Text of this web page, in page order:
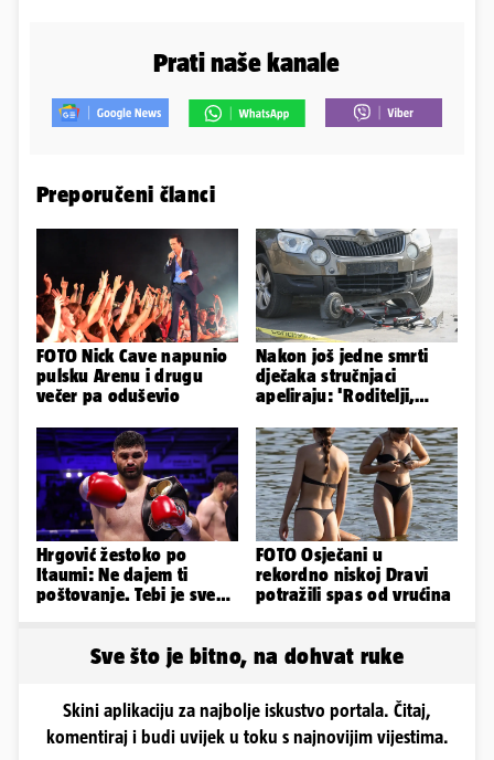
Prati naše kanale
Preporučeni članci
FOTO Nick Cave napunio
pulsku Arenu i drugu
večer pa oduševio
Nakon još jedne smrti
dječaka stručnjaci
apeliraju: 'Roditelji,
igračke'
Hrgović žestoko po
Itaumi: Ne dajem ti
poštovanje. Tebi je sve
FOTO Osječani u
rekordno niskoj Dravi
potražili spas od vrućina
Sve što je bitno, na dohvat ruke
Skini aplikaciju za najbolje iskustvo portala. Čitaj,
komentiraj i budi uvijek u toku s najnovijim vijestima.